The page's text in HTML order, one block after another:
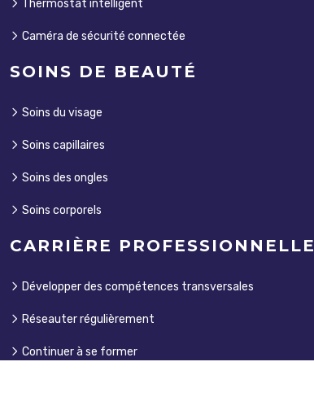
Thermostat intelligent
Caméra de sécurité connectée
SOINS DE BEAUTÉ
Soins du visage
Soins capillaires
Soins des ongles
Soins corporels
CARRIÈRE PROFESSIONNELLE
Développer des compétences transversales
Réseauter régulièrement
Continuer à se former